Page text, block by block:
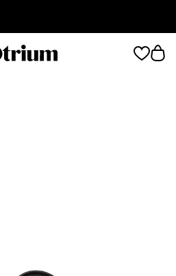
Otrium